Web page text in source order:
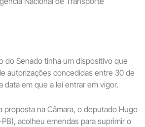
do Senado tinha um dispositivo que
autorizações concedidas entre 30 de
data em que a lei entrar em vigor.
proposta na Câmara, o deputado Hugo
acolheu emendas para suprimir o